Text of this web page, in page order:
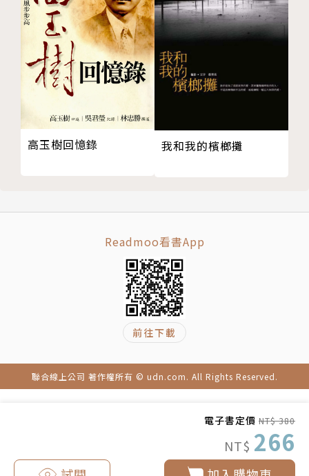
電子書定價 NT$ 380
NT$ 266
作者簡介│
平井美津子
生於大阪府。畢業於立命館大學文學院史學系日本史專
業、奈良教育大學教育學研究所碩士課程。擔任大阪府
公立國中教師，大阪大學、大阪公立大學和立命館大學
歌」》、《舊金山的少女像──面向有尊嚴的未來》、
《教育敕語與道德教育──為何是現在》、《面對生活
困難的孩子──建立比羈絆更寬鬆的連結》。與人合著
有《百科全書：太平洋戰爭與孩子們》、《戰爭孤兒的
戰後史》第一卷及第二卷、《不走觀光路線的京都》、
《如何向孩子教導「近現代史」》、《歷史學入門》、
與日本—朝鮮關係為中心》、《我們不會沉默！》、
安婦」的課》已被譯成韓國版及台灣版。
憤怒、悲傷、懊悔……沖繩又有女性犧牲
真正的「和解」是什麼？
第七章 無所畏懼地持續教「慰安婦」議題
教學現場籠罩在「揣摩上意自我審查」的風暴中
無所畏懼地持續教「慰安婦」議題
加藤內閣官房長官發言
在日本進行的日軍性暴力受害者訴訟
新版後記（二○二四年）
高玉樹回憶錄 我和我的檳榔攤
Readmoo看書App
前往下載
聯合線上公司 著作權所有 © udn.com. All Rights Reserved.